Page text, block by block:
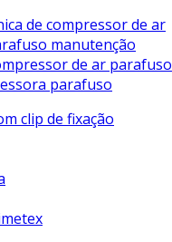
de compressor de ar
manutenção
de ar parafuso
parafuso
clip de fixação